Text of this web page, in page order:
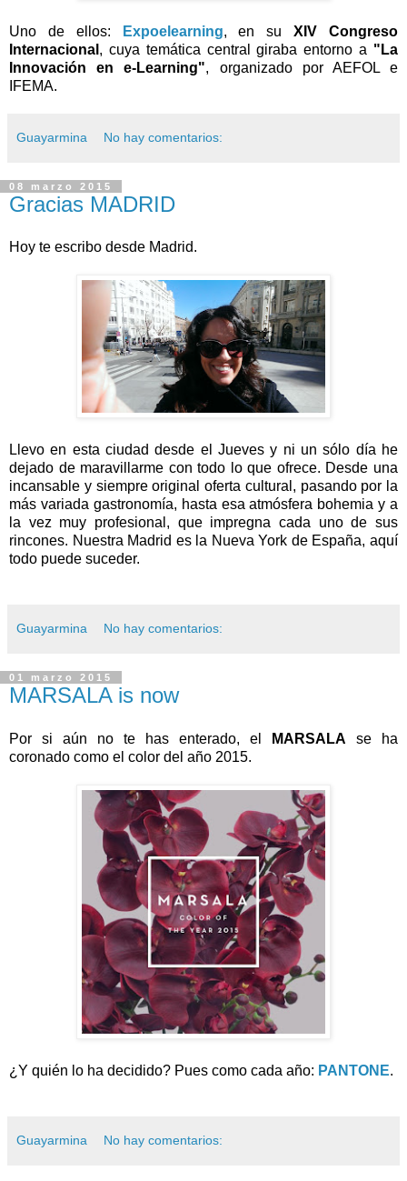
Uno de ellos: Expoelearning, en suXIV Congreso
Internacional , cuya temática central giraba entorno a "La
Innovación en e-Learning", organizado por AEFOL e
IFEMA.
Guayarmina No hay comentarios:
08 marzo 2015
Gracias MADRID
Hoy te escribo desde Madrid.
Llevo en esta ciudad desde el Jueves y ni un sólo día he
dejado de maravillarme con todo lo que ofrece. Desde una
incansable y siempre original oferta cultural, pasando por la
más variada gastronomía, hasta esa atmósfera bohemia y a
la vez muy profesional, que impregna cada uno de sus
rincones. Nuestra Madrid es la Nueva York de España, aquí
todo puede suceder.
Guayarmina No hay comentarios:
01 marzo 2015
MARSALA is now
Por si aún no te has enterado, el MARSALA se ha
coronado como el color del año 2015.
¿Y quién lo ha decidido? Pues como cada año: PANTONE.
Guayarmina No hay comentarios: